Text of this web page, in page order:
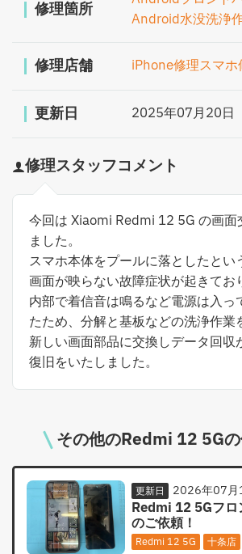
修理箇所
Android水没洗浄
修理店舗 iPhone修理スマ
更新日 2025年07月20日
修理スタッフコメント
今回は Xiaomi Redmi 12 5G の画面
ました。
スマホ本体をプールに落としたとい
画面が映らない故障症状が起きてお
内部で着信音は鳴るなど電源は入っ
たため、分解と基板などの洗浄作業
新しい画面部品に交換しデータ回収
復旧をいたしました。
その他のRedmi 12 5G
更新日 2026年07月
Redmi 12 5Gフロ
のご依頼！
Redmi 12 5G 十条店